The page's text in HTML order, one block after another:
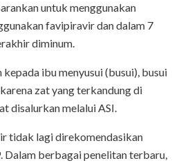
untuk menggunakan
favipiravir dan dalam 7
diminum.
ibu menyusui (busui), busui
zat yang terkandung di
disalurkan melalui ASI.
tidak lagi direkomendasikan
berbagai penelitan terbaru,